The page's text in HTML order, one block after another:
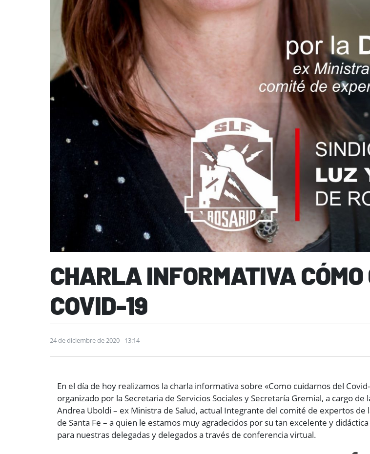
CHARLA INFORMATIVA
COVID-19
24 de diciembre de 2020 - 13:14
En el día de hoy realizamos la charla informativa sobre «Como cuidarnos del
organizado por la Secretaria de Servicios Sociales y Secretaría Gremial, a cargo de
Andrea Uboldi – ex Ministra de Salud, actual Integrante del comité de expertos de
de Santa Fe – a quien le estamos muy agradecidos por su tan excelente y
para nuestras delegadas y delegados a través de conferencia virtual.